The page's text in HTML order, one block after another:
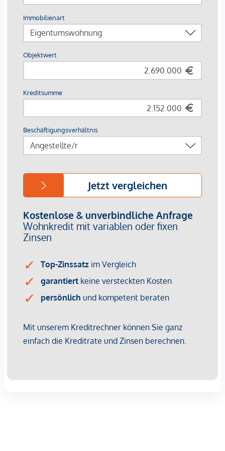
- Stadionbad: eines der größten Sport- und Freizeitbäder
Wiens
- USZ Prater – Union Trendsportzentrum (Meiereistraße 20):
Trendsportzentrum mit u.a. Padel-Courts, Indoor/Outdoor
Gym, Aerial Sports Anlage, Rugbyverein
- SPORTUNION Aktiv Brigittenau (Meiereistraße 7): Verein
mit Angeboten z.B. Fitness & Gesundheitssport,
Leichtathletik, Karate
Beschreibung *
HIER LIEGT IHNEN WIEN ZU FÜSSEN!
URBANES LEBENSGEFÜHL VEREINT MIT NATUR PUR -
TRAUMHAFTE LAGE IM AUTOFREIEM VIERTEL ZWEI AM
Direkt an Wiens größtem Park, dem Prater, und gleichzeitig
perfekt angebunden durch die U2-Station "Stadion" - so
und trotzdem in ein paar Minuten im Herzen Wiens (zB
Wer hier ankommt, wird sich ab dem ersten Moment
Standort 2004 noch eine Betonwüste, ist er heute eine
erholsame Oase, die mit zahlreichen Grün- und
Ein Ort voller Lebensqualität, Vielfalt und urbaner